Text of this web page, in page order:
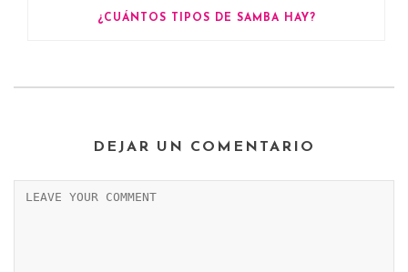
¿CUÁNTOS TIPOS DE SAMBA HAY?
DEJAR UN COMENTARIO